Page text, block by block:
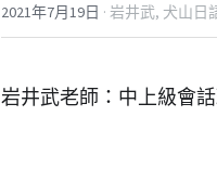
2021年7月19日 · 岩井武, 犬山日
岩井武老師：中上級會